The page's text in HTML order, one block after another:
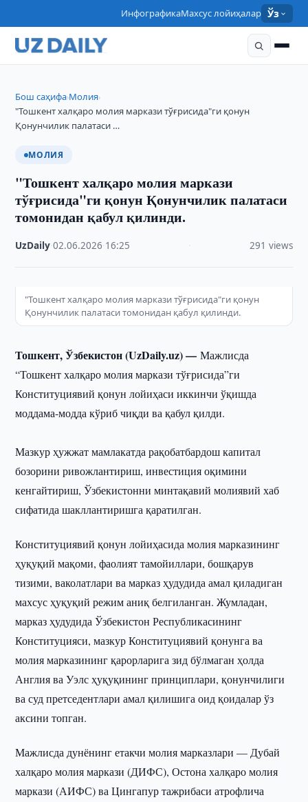
ИнфографикаМахсус лойиҳалар Ўз
Бош саҳифа›Молия›
"Тошкент халқаро молия маркази тўғрисида"ги қонун
Қонунчилик палатаси …
МОЛИЯ
"Тошкент халқаро молия маркази
тўғрисида"ги қонун Қонунчилик палатаси
томонидан қабул қилинди.
UzDaily ·02.06.2026 16:25 291 views
"Тошкент халқаро молия маркази тўғрисида"ги қонун
Қонунчилик палатаси томонидан қабул қилинди.
Тошкент, Ўзбекистон (UzDaily.uz) —Мажлисда
“Тошкент халқаро молия маркази тўғрисида”ги
Конституциявий қонун лойиҳаси иккинчи ўқишда
моддама-модда кўриб чиқди ва қабул қилди.
Мазкур ҳужжат мамлакатда рақобатбардош капитал
бозорини ривожлантириш, инвестиция оқимини
кенгайтириш, Ўзбекистонни минтақавий молиявий хаб
сифатида шакллантиришга қаратилган.
Конституциявий қонун лойиҳасида молия марказининг
ҳуқуқий мақоми, фаолият тамойиллари, бошқарув
тизими, ваколатлари ва марказ ҳудудида амал қиладиган
махсус ҳуқуқий режим аниқ белгиланган. Жумладан,
марказ ҳудудида Ўзбекистон Республикасининг
Конституцияси, мазкур Конституциявий қонунга ва
молия марказининг қарорларига зид бўлмаган ҳолда
Англия ва Уэлс ҳуқуқининг принциплари, қонунчилиги
ва суд претседентлари амал қилишига оид қоидалар ўз
аксини топган.
Мажлисда дунёнинг етакчи молия марказлари — Дубай
халқаро молия маркази (ДИФС), Остона халқаро молия
маркази (АИФС) ва Цингапур тажрибаси атрофлича